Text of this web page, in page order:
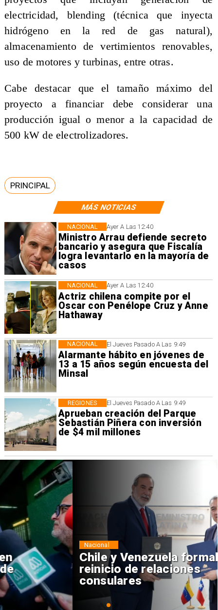
MÁS NOTICIAS
Ayer A Las 12:40
Ministro Arrau defiende secreto
bancario y asegura que Fiscalía
logra levantarlo en la mayoría de
casos
NACIONAL
Ayer A Las 12:40
Actriz chilena compite por el
Oscar con Penélope Cruz y Anne
Hathaway
NACIONAL
El Jueves Pasado A Las 9:49
Alarmante hábito en jóvenes de
13 a 15 años según encuesta del
Minsal
NACIONAL
El Jueves Pasado A Las 9:49
Aprueban creación del Parque
Sebastián Piñera con inversión
de $4 mil millones
REGIONES
electricidad, blending (técnica que inyecta
hidrógeno en la red de gas natural),
almacenamiento de vertimientos renovables,
uso de motores y turbinas, entre otras.
Cabe destacar que el tamaño máximo del
proyecto a financiar debe considerar una
producción igual o menor a la capacidad de
500 kW de electrolizadores.
PRINCIPAL
Chile y Venezuela formalizan
reinicio de relaciones
consulares
Nacional